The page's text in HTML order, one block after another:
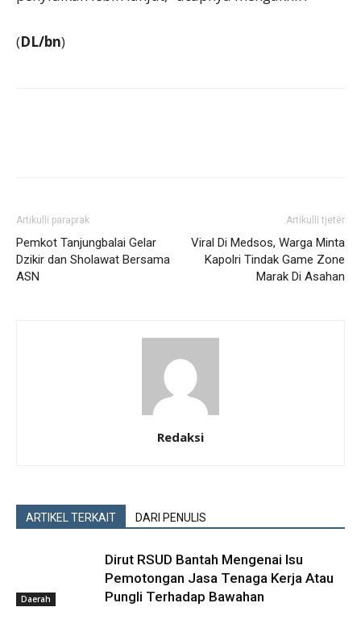
(DL/bn)
Artikulli paraprak
Pemkot Tanjungbalai Gelar
Dzikir dan Sholawat Bersama
ASN
Artikulli tjetër
Viral Di Medsos, Warga Minta
Kapolri Tindak Game Zone
Marak Di Asahan
Redaksi
ARTIKEL TERKAIT DARI PENULIS
Daerah
Dirut RSUD Bantah Mengenai Isu
Pemotongan Jasa Tenaga Kerja Atau
Pungli Terhadap Bawahan